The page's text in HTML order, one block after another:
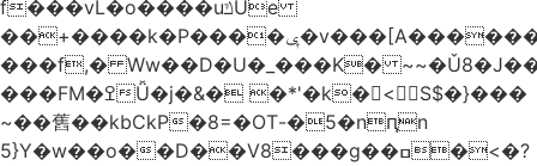
f���vL�o����uݿUe
��+����k�P����ݷ�v���[A������v�.&��6������/
���f,� Ww��D�U�_���K�
���FM�ߐǙ�j�&� �*'�k�𙑫<S$�}���
~��舊��kbCkP�8=�OT-�5�nԥn
5}Y�w��o��D��V8���g��ߛ�<�?